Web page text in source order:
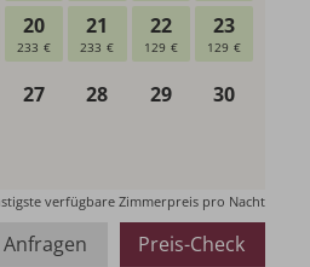
Preis-Check
Anfragen